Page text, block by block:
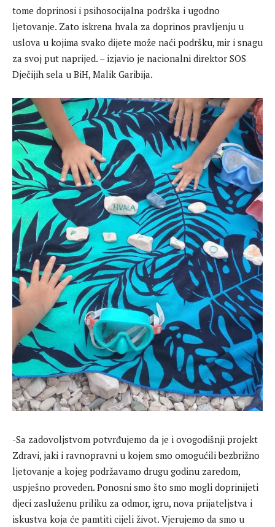
tome doprinosi i psihosocijalna podrška i ugodno
ljetovanje. Zato iskrena hvala za doprinos pravljenju u
uslova u kojima svako dijete može naći podršku, mir i snagu
za svoj put naprijed. – izjavio je nacionalni direktor SOS
Dječijih sela u BiH, Malik Garibija.
-Sa zadovoljstvom potvrđujemo da je i ovogodišnji projekt
Zdravi, jaki i ravnopravni u kojem smo omogućili bezbrižno
ljetovanje a kojeg podržavamo drugu godinu zaredom,
uspješno proveden. Ponosni smo što smo mogli doprinijeti
djeci zasluženu priliku za odmor, igru, nova prijateljstva i
iskustva koja će pamtiti cijeli život. Vjerujemo da smo u